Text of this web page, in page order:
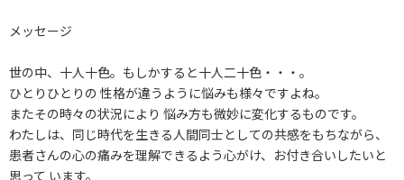
メッセージ
世の中、十人十色。もしかすると十人二十色・・・。
ひとりひとりの 性格が違うように悩みも様々ですよね。
またその時々の状況により 悩み方も微妙に変化するものです。
わたしは、同じ時代を生きる人間同士としての共感をもちながら、
患者さんの心の痛みを理解できるよう心がけ、お付き合いしたいと
思って います。